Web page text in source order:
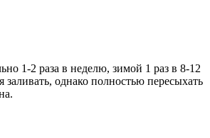
1-2 раза в неделю, зимой 1 раз в 8-12
заливать, однако полностью пересыхать